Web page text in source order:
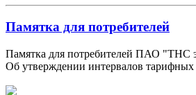
Памятка для потребителей
Памятка для потребителей ПАО "ТНС
Об утверждении интервалов тарифных